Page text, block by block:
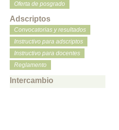
Oferta de posgrado
Adscriptos
Convocatorias y resultados
Instructivo para adscriptos
Instructivo para docentes
Reglamento
Intercambio